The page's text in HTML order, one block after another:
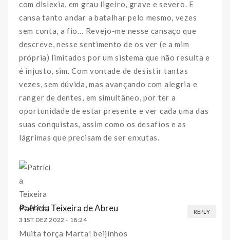
com dislexia, em grau ligeiro, grave e severo. E
cansa tanto andar a batalhar pelo mesmo, vezes
sem conta, a fio… Revejo-me nesse cansaço que
descreve, nesse sentimento de os ver (e a mim
própria) limitados por um sistema que não resulta e
é injusto, sim. Com vontade de desistir tantas
vezes, sem dúvida, mas avançando com alegria e
ranger de dentes, em simultâneo, por ter a
oportunidade de estar presente e ver cada uma das
suas conquistas, assim como os desafios e as
lágrimas que precisam de ser enxutas.
Patrícia Teixeira de Abreu
31ST DEZ 2022 - 18:24
REPLY
Muita força Marta! beijinhos